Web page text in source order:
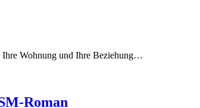
Wohnung und Ihre Beziehung…
Roman